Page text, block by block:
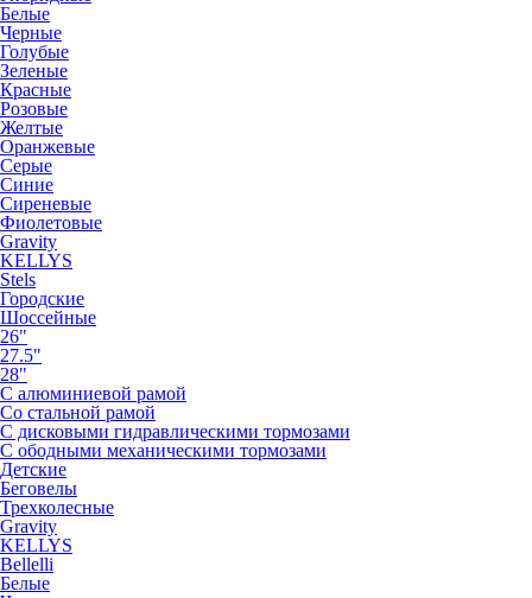
Белые
Черные
Голубые
Зеленые
Красные
Розовые
Желтые
Оранжевые
Серые
Синие
Сиреневые
Фиолетовые
Gravity
KELLYS
Stels
Городские
Шоссейные
26"
27.5"
28"
С алюминиевой рамой
Со стальной рамой
С дисковыми гидравлическими тормозами
С ободными механическими тормозами
Детские
Беговелы
Трехколесные
Gravity
KELLYS
Bellelli
Белые